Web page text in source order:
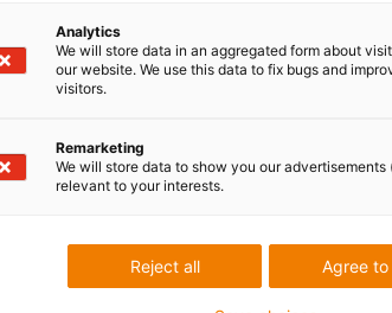
Analytics
We will store data in an aggregated form about
our website. We use this data to fix bugs and
visitors.
Remarketing
We will store data to show you our
relevant to your interests.
Agree to
Reject all